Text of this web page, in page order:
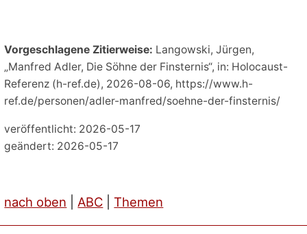
Vorgeschlagene Zitierweise: Langowski, Jürgen,
„Manfred Adler, Die Söhne der Finsternis“, in: Holocaust-
Referenz (h-ref.de), 2026-08-06, https://www.h-
ref.de/personen/adler-manfred/soehne-der-finsternis/
veröffentlicht: 2026-05-17
geändert: 2026-05-17
nach oben ABC |Themen